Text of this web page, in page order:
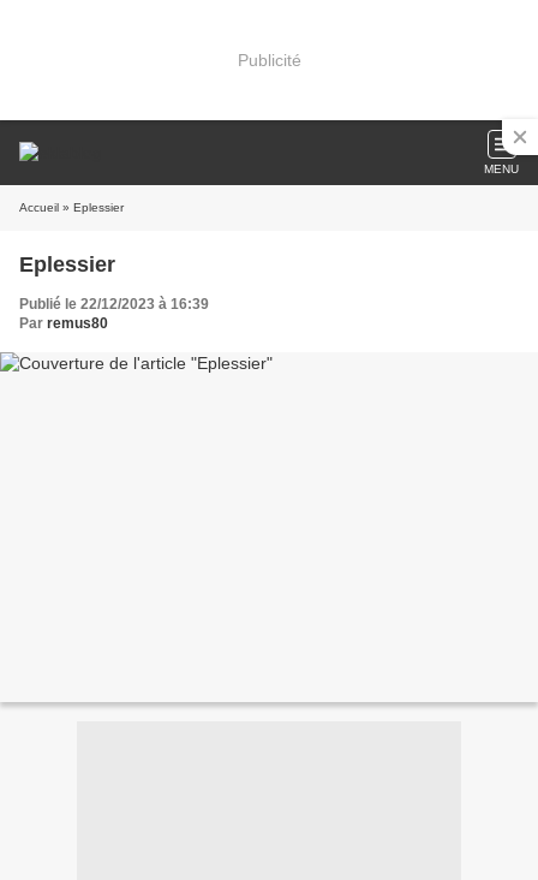
Publicité
MENU
Accueil » Eplessier
Eplessier
Publié le 22/12/2023 à 16:39
Par remus80